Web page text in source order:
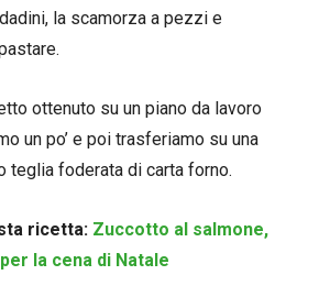
la scamorza a pezzi e
ottenuto su un piano da lavoro
un po’ e poi trasferiamo su una
teglia foderata di carta forno.
ricetta: Zuccotto al salmone,
la cena di Natale